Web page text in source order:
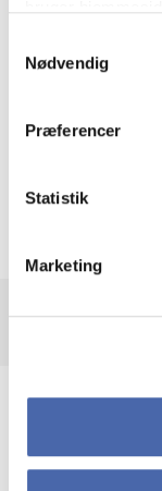
markedsføring.
Nødvendig
Præferencer
Statistik
Marketing
Krigen i